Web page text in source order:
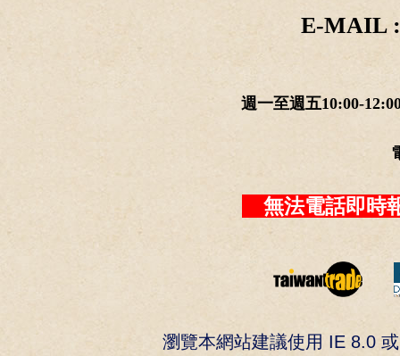
E-MAIL :
週一至週五10:00-
無法電話即
瀏覽本網站建議使用 IE 8.0